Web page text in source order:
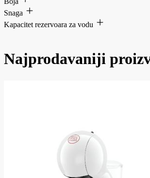
Snaga
Kapacitet rezervoara za vodu
Najprodavaniji